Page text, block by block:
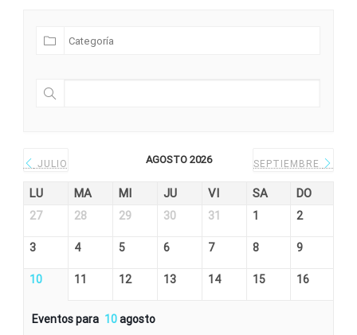
JULIO AGOSTO 2026 SEPTIEMBRE
LU MA MI JU VI SA DO
27 28 29 30 31 1 2
3 4 5 6 7 8 9
10 11 12 13 14 15 16
Eventos para 10agosto